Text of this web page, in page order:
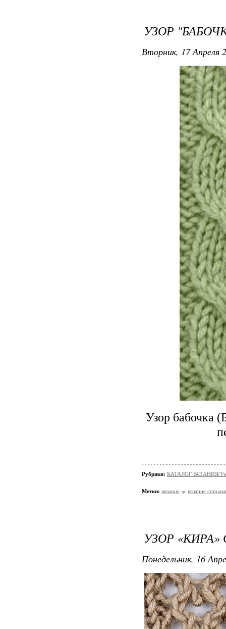
УЗОР
Вторник, 17 Апреля
Узор бабочка
Рубрики: КАТАЛОГ ВЯЗАНИЯ/
Метки: вязание вязание
УЗОР
Понедельник, 16